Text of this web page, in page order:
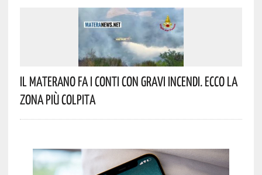
Il Materano Fa I Conti Con Gravi Incendi. Ecco La
Zona Più Colpita